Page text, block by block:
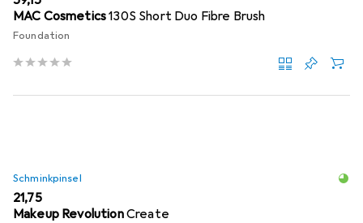
MAC Cosmetics130S Short Duo Fibre Brush
Foundation
Schminkpinsel
EUR
21,75
Makeup RevolutionCreate